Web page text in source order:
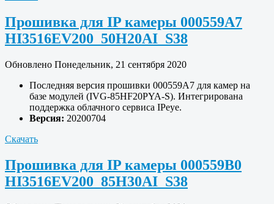
Прошивка для IP камеры 000559A7
HI3516EV200_50H20AI_S38
Обновлено Понедельник, 21 сентября 2020
Последняя версия прошивки 000559A7 для камер на
базе модулей (IVG-85HF20PYA-S). Интегрирована
поддержка облачного сервиса IPeye.
Версия: 20200704
Скачать
Прошивка для IP камеры 000559B0
HI3516EV200_85H30AI_S38